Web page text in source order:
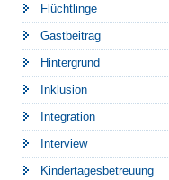
Flüchtlinge
Gastbeitrag
Hintergrund
Inklusion
Integration
Interview
Kindertagesbetreuung